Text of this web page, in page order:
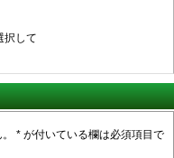
択して
* が付いている欄は必須項目で